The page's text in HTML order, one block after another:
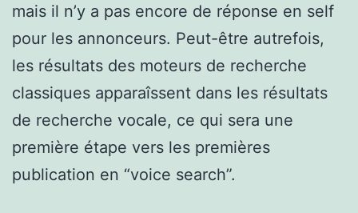
mais il n’y a pas encore de réponse en self
pour les annonceurs. Peut-être autrefois,
les résultats des moteurs de recherche
classiques apparaîssent dans les résultats
de recherche vocale, ce qui sera une
première étape vers les premières
publication en “voice search”.